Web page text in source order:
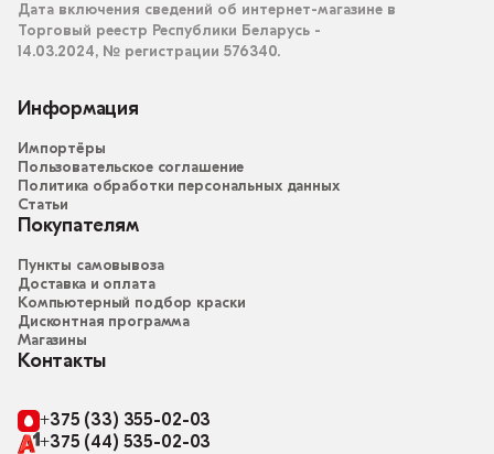
Дата включения сведений об интернет-магазине в
Торговый реестр Республики Беларусь -
14.03.2024, № регистрации 576340.
Информация
Импортёры
Пользовательское соглашение
Политика обработки персональных данных
Статьи
Покупателям
Пункты самовывоза
Доставка и оплата
Компьютерный подбор краски
Дисконтная программа
Магазины
Контакты
+375 (33) 355-02-03
+375 (44) 535-02-03